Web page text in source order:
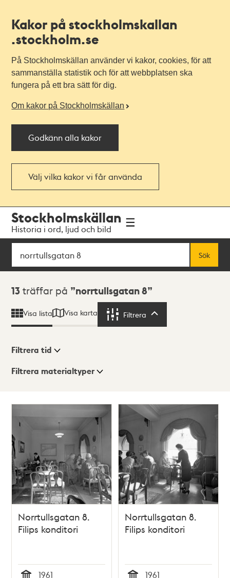
Kakor på stockholmskallan
.stockholm.se
På Stockholmskällan använder vi kakor, cookies, för att
sammanställa statistik och för att webbplatsen ska
fungera på ett bra sätt för dig.
Om kakor på Stockholmskällan
Godkänn alla kakor
Välj vilka kakor vi får använda
navigationen
huvudinnehållet
Stockholmskällan
Historia i ord, ljud och bild
Sök
Sök
Sökresultat
13 träffar på norrtullsgatan 8
Visa lista Visa karta Filtrera
Visningsläge
ListaKarta
Filtrera tid
Filtrera materialtyper
Norrtullsgatan 8.
Filips konditori
1961
Norrtullsgatan 8.
Filips konditori
1961